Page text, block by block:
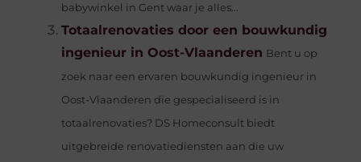
babywinkel in Gent waar je alles...
Totaalrenovaties door een bouwkundig
ingenieur in Oost-Vlaanderen Bent u op
zoek naar een ervaren bouwkundig ingenieur in
Oost-Vlaanderen die gespecialiseerd is in
totaalrenovaties? DS Homeconsult biedt
uitgebreide renovatiediensten aan die uw